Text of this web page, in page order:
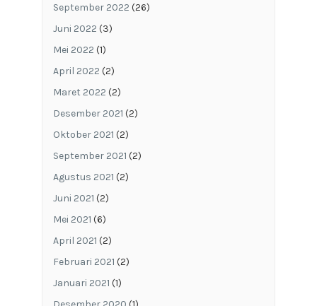
September 2022 (26)
Juni 2022 (3)
Mei 2022 (1)
April 2022 (2)
Maret 2022 (2)
Desember 2021 (2)
Oktober 2021 (2)
September 2021 (2)
Agustus 2021 (2)
Juni 2021 (2)
Mei 2021 (6)
April 2021 (2)
Februari 2021 (2)
Januari 2021 (1)